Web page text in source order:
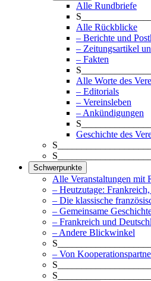
Alle Rundbriefe
Alle Rückblicke
– Berichte und
– Zeitungsartikel
– Fakten
Alle Worte des
– Editorials
– Vereinsleben
– Ankündigungen
Geschichte des
Schwerpunkte
Alle Veranstaltungen mit
– Heutzutage:
– Die klassische
– Gemeinsame
– Frankreich und
– Andere Blickwinkel
– Von